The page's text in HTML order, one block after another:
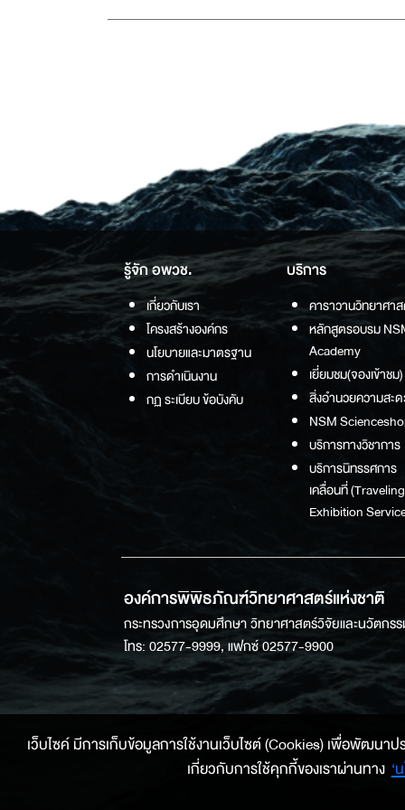
รู้จัก อพวช.
เกี่ยวกับเรา
โครงสร้างองค์กร
นโยบายและมาตรฐาน
การดำเนินงาน
กฏ ระเบียบ ข้อบังคับ
บริการ
คาราวานวิทยาศา
หลักสูตรอบรม
Academy
เยี่ยมชม(จองเข้าชม)
สิ่งอำนวยความสะ
NSM
บริการทางวิชาการ
บริการนิทรรศการ
เคลื่อนที่ (Traveling
Exhibition
องค์การพิพิธภัณฑ์วิทยาศาสตร์แห่งชาติ
กระทรวงการอุดมศึกษา วิทยาศาสตร์วิจัยและนวัตก
โทร: 02577-9999, แฟกซ์ 02577-9900
เว็บไซค์ มีการเก็บข้อมูลการใช้งานเว็บไซต์ (Cookies) เพื่อพัฒน
เกี่ยวกับการใช้คุกกี้ของเราผ่านทาง ‘